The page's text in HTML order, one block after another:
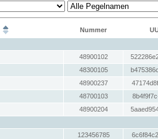
Nummer
48900102
48300105
48900237
48700103
48900204
123456785